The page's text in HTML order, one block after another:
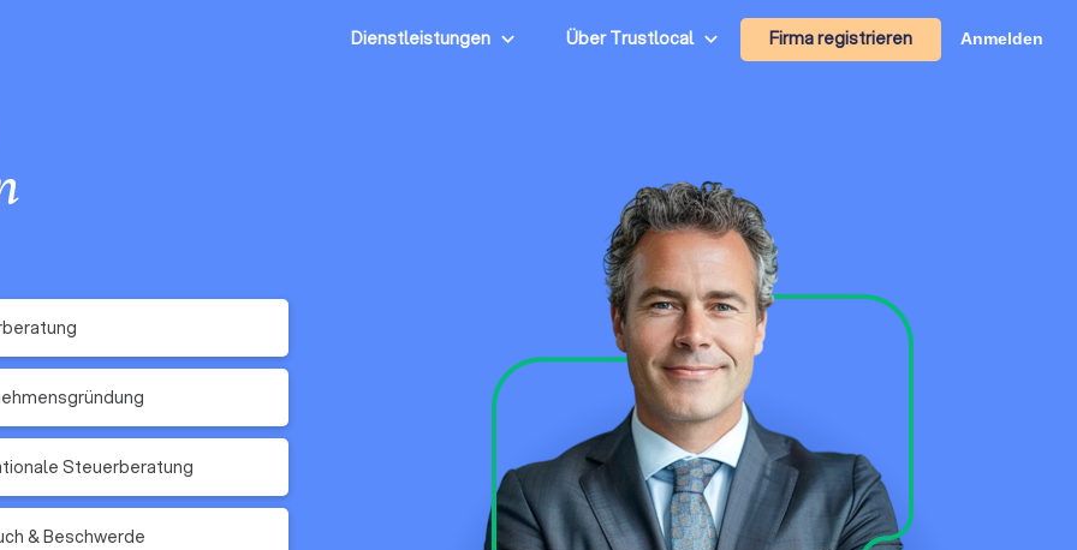
Dienstleistungen Über Trustlocal Firma registrieren Anmelden
Steuerberatung
& Beschwerde